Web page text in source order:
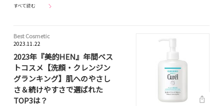
すべて読む
Best Cosmetic
2023.11.22
2023年『美的HEN』年間ベス
トコスメ【洗顔・クレンジン
グランキング】肌へのやさし
さ＆続けやすさで選ばれた
TOP3は？